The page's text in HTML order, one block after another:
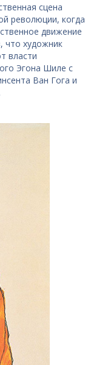
сцена
революции, когда
движение
что художник
власти
Эгона Шиле с
Ван Гога и